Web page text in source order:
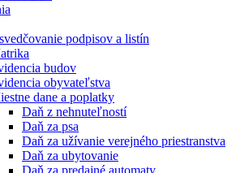
podpisov a listín
budov
obyvateľstva
dane a poplatky
Daň z nehnuteľností
Daň za psa
Daň za užívanie verejného priestranstva
Daň za ubytovanie
Daň za predajné automaty